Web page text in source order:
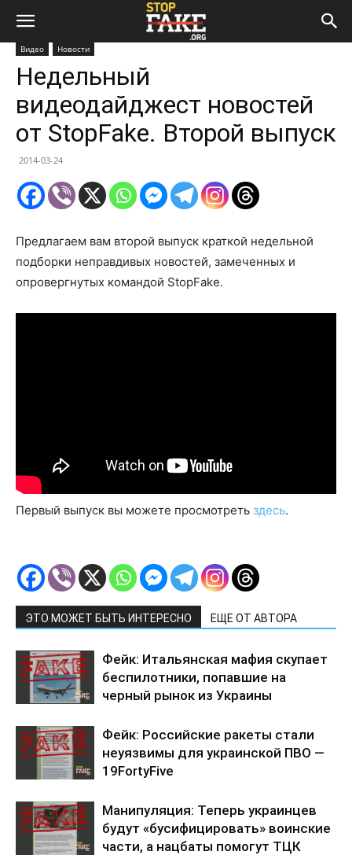
Видео Новости
Недельный
видеодайджест новостей
от StopFake. Второй выпуск
2014-03-24
Предлагаем вам второй выпуск краткой недельной
подборки неправдивых новостей, замеченных и
опровергнутых командой StopFake.
Первый выпуск вы можете просмотреть здесь.
ЭТО МОЖЕТ БЫТЬ ИНТЕРЕСНО ЕЩЕ ОТ АВТОРА
Фейк: Итальянская мафия скупает
беспилотники, попавшие на
черный рынок из Украины
Фейк: Российские ракеты стали
неуязвимы для украинской ПВО —
19FortyFive
Манипуляция: Теперь украинцев
будут «бусифицировать» воинские
части, а нацбаты помогут ТЦК